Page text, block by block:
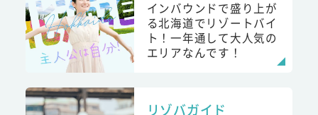
インバウンドで盛り上が
る北海道でリゾートバイ
ト！一年通して大人気の
エリアなんです！
リゾバガイド